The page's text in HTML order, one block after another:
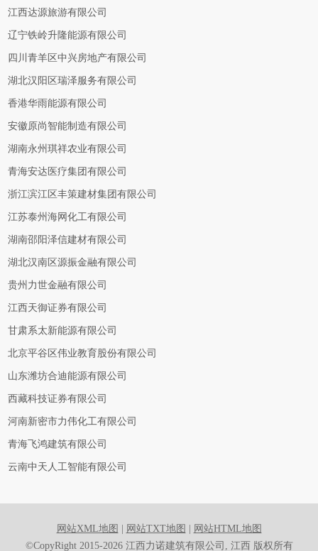
江西达源旅游有限公司
辽宁铁岭升隆能源有限公司
四川青羊区中兴房地产有限公司
湖北汉阳区瑞泽服务有限公司
香港华雨能源有限公司
安徽原尚智能制造有限公司
湖南永州琪祥农业有限公司
青海安达医疗集团有限公司
浙江滨江区丰策建材集团有限公司
江苏泰州海网化工有限公司
湖南邵阳泽信建材有限公司
湖北汉南区源振金融有限公司
贵州力世金融有限公司
江西天御证券有限公司
甘肃系太新能源有限公司
北京平谷区伟业教育股份有限公司
山东潍坊合迪能源有限公司
西藏科技证券有限公司
河南新密市力伟化工有限公司
青海飞鸿建筑有限公司
云南中天人工智能有限公司
网站XML地图 网站TXT地图
网站HTML地图
©CopyRight 2015-2026 江西力诺建筑有限公司, 江西 版权所有